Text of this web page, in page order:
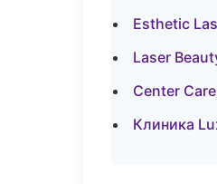
Esthetic
Laser
Center
Клиника